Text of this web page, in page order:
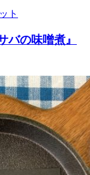
の味噌煮』